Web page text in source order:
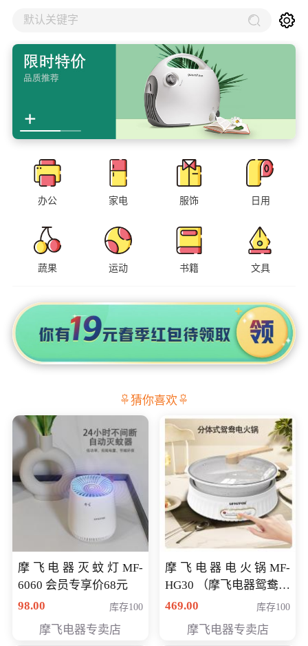
默认关键字
办公 家电 服饰 日用
蔬果 运动 书籍 文具
猜你喜欢
摩飞电器灭蚊灯MF-
6060 会员专享价68元
98.00
库存100
摩飞电器专卖店
摩飞电器电火锅MF-
HG30 （摩飞电器鸳鸯锅
MF-HG30 ） 会员专享价
469.00 库存100
摩飞电器专卖店